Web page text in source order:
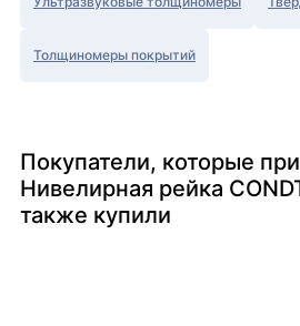
Толщиномеры покрытий
Покупатели, которые
Нивелирная рейка
также купили